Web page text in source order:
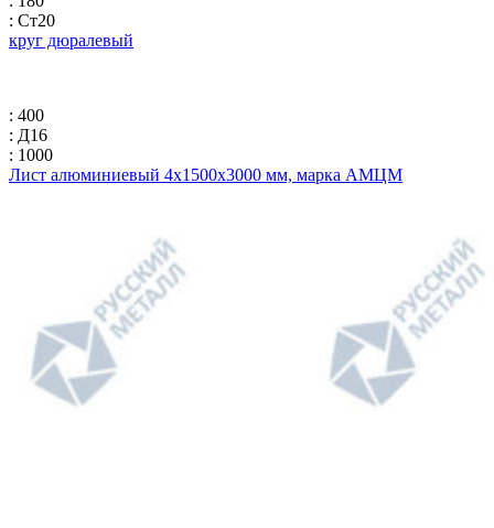
: Ст20
круг дюралевый
: 400
: Д16
: 1000
Лист алюминиевый 4х1500х3000 мм, марка АМЦМ